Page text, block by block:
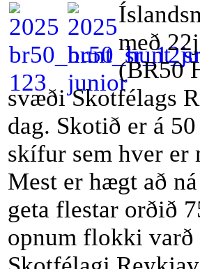
með
(BR50
svæði Skotfélags
dag. Skotið er á
skífur sem hver er
Mest er hægt að
geta flestar orðið
opnum flokki